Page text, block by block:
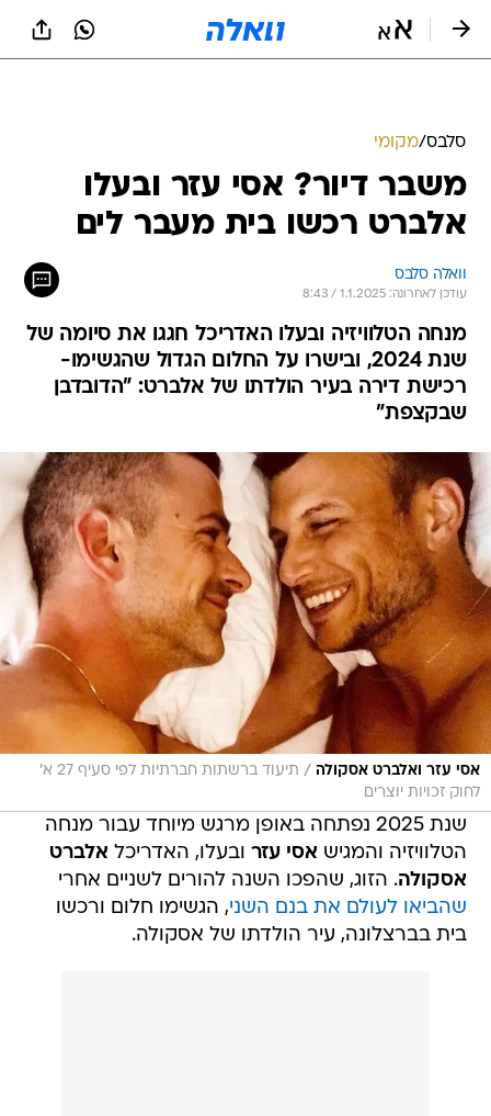
סלבס/מקומי
משבר דיור? אסי עזר ובעלו
אלברט רכשו בית מעבר לים
וואלה סלבס
עודכן לאחרונה: 1.1.2025 / 8:43
מנחה הטלוויזיה ובעלו האדריכל חגגו את סיומה של
שנת 2024, ובישרו על החלום הגדול שהגשימו-
רכישת דירה בעיר הולדתו של אלברט: "הדובדבן
שבקצפת"
אסי עזר ואלברט אסקולה /
תיעוד ברשתות חברתיות לפי סעיף 27 א'
לחוק זכויות יוצרים
שנת 2025 נפתחה באופן מרגש מיוחד עבור מנחה
הטלוויזיה והמגיש אסי עזר ובעלו, האדריכל אלברט
אסקולה. הזוג, שהפכו השנה להורים לשניים אחרי
שהביאו לעולם את בנם השני, הגשימו חלום ורכשו
בית בברצלונה, עיר הולדתו של אסקולה.